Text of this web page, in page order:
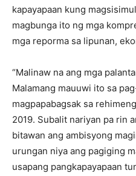
kapayapaan kung
magbunga ito ng mga
mga reporma sa lipunan,
“Malinaw na ang mga
Malamang mauuwi ito sa
magpapabagsak sa
2019. Subalit nariyan pa rin
bitawan ang ambisyong
urungan niya ang pagiging
usapang pangkapayapaan